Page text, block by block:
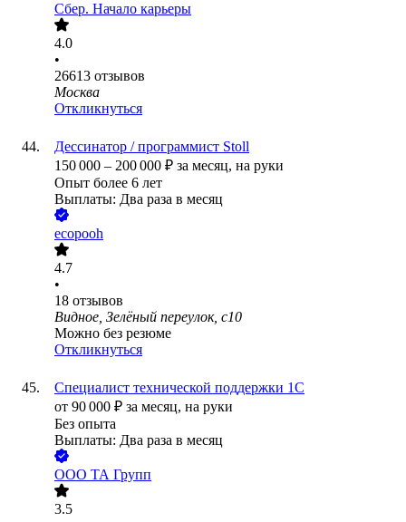
Сбер. Начало карьеры
4.0
•
26613 отзывов
Москва
Откликнуться
Дессинатор / программист Stoll
150 000 – 200 000 ₽ за месяц, на руки
Опыт более 6 лет
Выплаты: Два раза в месяц
ecopooh
4.7
•
18 отзывов
Видное, Зелёный переулок, с10
Можно без резюме
Откликнуться
Специалист технической поддержки 1С
от 90 000 ₽ за месяц, на руки
Без опыта
Выплаты: Два раза в месяц
ООО ТА Групп
3.5